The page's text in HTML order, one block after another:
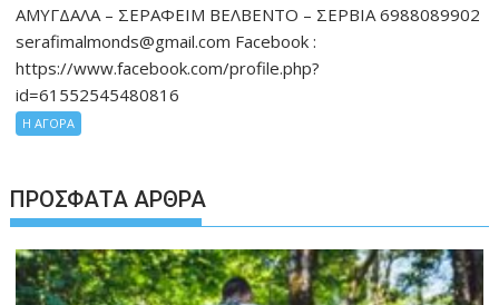
ΑΜΥΓΔΑΛΑ – ΣΕΡΑΦΕΙΜ ΒΕΛΒΕΝΤΟ – ΣΕΡΒΙΑ 6988089902
serafimalmonds@gmail.com Facebook :
https://www.facebook.com/profile.php?
id=61552545480816
Η ΑΓΟΡΑ
ΠΡΌΣΦΑΤΑ ΆΡΘΡΑ